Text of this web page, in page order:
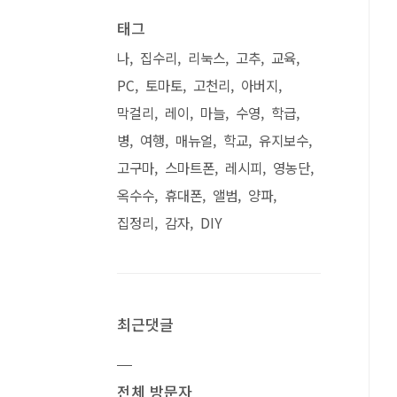
태그
나 집수리 리눅스 고추 교육
PC
토마토 고천리
아버지
막걸리
레이 마늘 수영
학급
병
여행 매뉴얼 학교 유지보수
고구마 스마트폰 레시피
영농단
옥수수 휴대폰 앨범
양파
집정리
감자 DIY
최근댓글
전체 방문자